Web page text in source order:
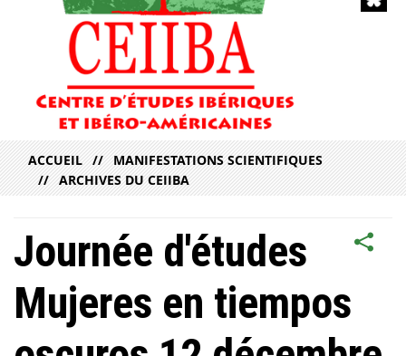
ACCUEIL
MANIFESTATIONS SCIENTIFIQUES
ARCHIVES DU CEIIBA
Journée d'études
Mujeres en tiempos